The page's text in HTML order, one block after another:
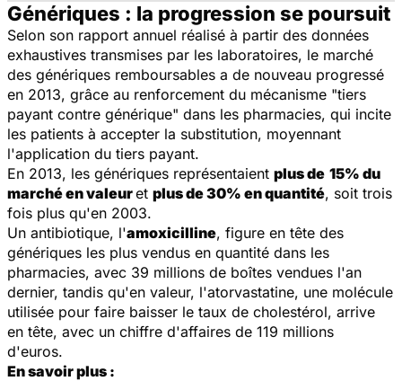
Génériques : la progression se poursuit
Selon son rapport annuel réalisé à partir des données
exhaustives transmises par les laboratoires, le marché
des génériques remboursables a de nouveau progressé
en 2013, grâce au renforcement du mécanisme "tiers
payant contre générique" dans les pharmacies, qui incite
les patients à accepter la substitution, moyennant
l'application du tiers payant.
En 2013, les génériques représentaient plus de 15% du
marché en valeuret plus de 30% en quantité, soit trois
fois plus qu'en 2003.
Un antibiotique, l'amoxicilline, figure en tête des
génériques les plus vendus en quantité dans les
pharmacies, avec 39 millions de boîtes vendues l'an
dernier, tandis qu'en valeur, l'atorvastatine, une molécule
utilisée pour faire baisser le taux de cholestérol, arrive
en tête, avec un chiffre d'affaires de 119 millions
d'euros.
En savoir plus :